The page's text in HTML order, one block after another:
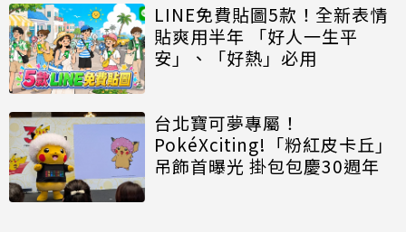
LINE免費貼圖5款！全新表情
貼爽用半年 「好人一生平
安」、「好熱」必用
台北寶可夢專屬！
PokéXciting!「粉紅皮卡丘」
吊飾首曝光 掛包包慶30週年